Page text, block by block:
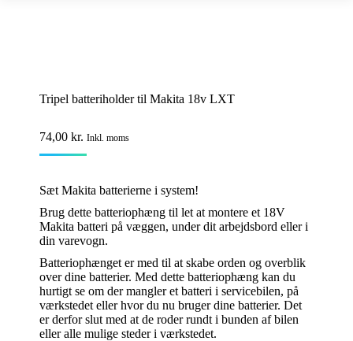
Tripel batteriholder til Makita 18v LXT
74,00 kr. Inkl. moms
Sæt Makita batterierne i system!
Brug dette batteriophæng til let at montere et 18V
Makita batteri på væggen, under dit arbejdsbord eller i
din varevogn.
Batteriophænget er med til at skabe orden og overblik
over dine batterier. Med dette batteriophæng kan du
hurtigt se om der mangler et batteri i servicebilen, på
værkstedet eller hvor du nu bruger dine batterier. Det
er derfor slut med at de roder rundt i bunden af bilen
eller alle mulige steder i værkstedet.